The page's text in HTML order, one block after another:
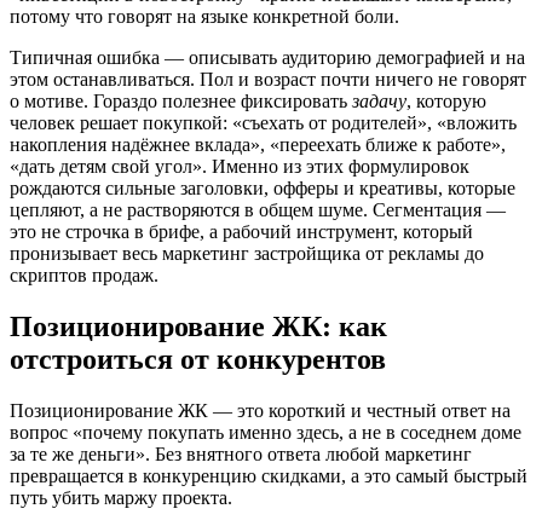
потому что говорят на языке конкретной боли.
Типичная ошибка — описывать аудиторию демографией и на
этом останавливаться. Пол и возраст почти ничего не говорят
о мотиве. Гораздо полезнее фиксироватьзадачу, которую
человек решает покупкой: «съехать от родителей», «вложить
накопления надёжнее вклада», «переехать ближе к работе»,
«дать детям свой угол». Именно из этих формулировок
рождаются сильные заголовки, офферы и креативы, которые
цепляют, а не растворяются в общем шуме. Сегментация —
это не строчка в брифе, а рабочий инструмент, который
пронизывает весь маркетинг застройщика от рекламы до
скриптов продаж.
Позиционирование ЖК: как
отстроиться от конкурентов
Позиционирование ЖК — это короткий и честный ответ на
вопрос «почему покупать именно здесь, а не в соседнем доме
за те же деньги». Без внятного ответа любой маркетинг
превращается в конкуренцию скидками, а это самый быстрый
путь убить маржу проекта.